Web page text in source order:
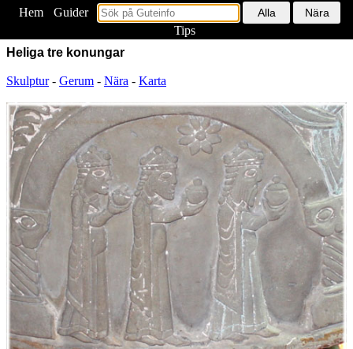
Hem
Guider
Tips
Heliga tre konungar
Skulptur- Gerum - Nära - Karta